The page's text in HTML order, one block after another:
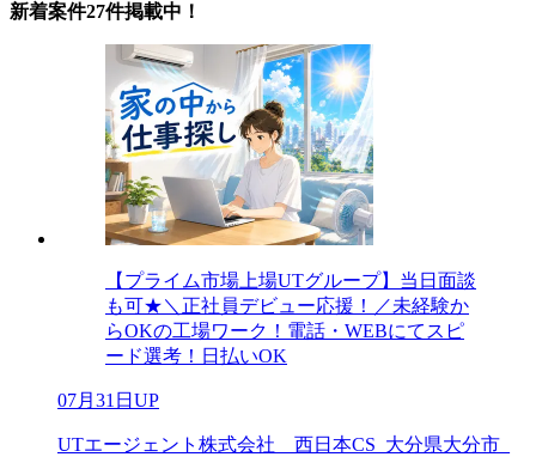
新着案件27件掲載中！
【プライム市場上場UTグループ】当日面談
も可★＼正社員デビュー応援！／未経験か
らOKの工場ワーク！電話・WEBにてスピ
ード選考！日払いOK
07月31日UP
UTエージェント株式会社 西日本CS_大分県大分市_